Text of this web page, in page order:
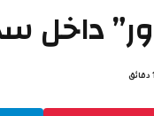
داخل
1 دقائق